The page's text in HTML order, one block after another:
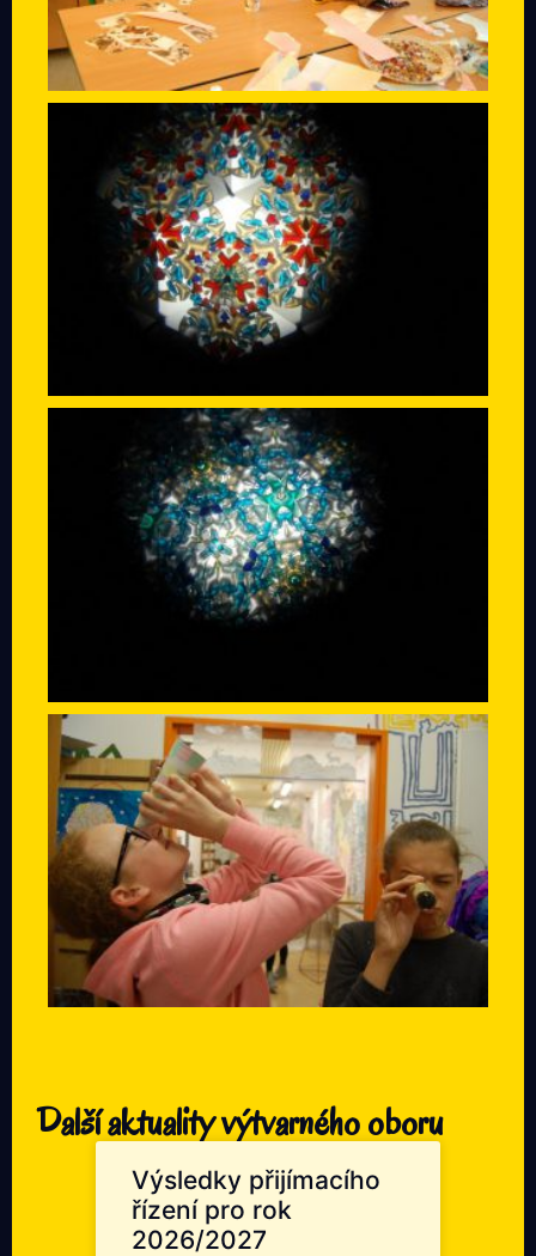
Další aktuality výtvarného oboru
Výsledky přijímacího
řízení pro rok
2026/2027